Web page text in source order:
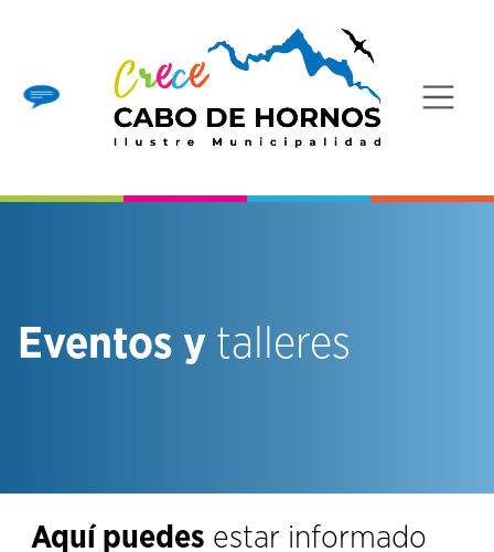
Eventos y talleres
Aquí puedes estar informado